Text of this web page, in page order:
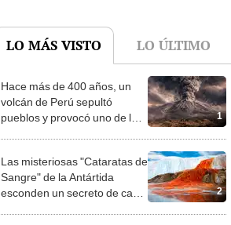
LO MÁS VISTO LO ÚLTIMO
1
Hace más de 400 años, un
volcán de Perú sepultó
pueblos y provocó uno de los
2
Las misteriosas "Cataratas de
Sangre" de la Antártida
esconden un secreto de casi